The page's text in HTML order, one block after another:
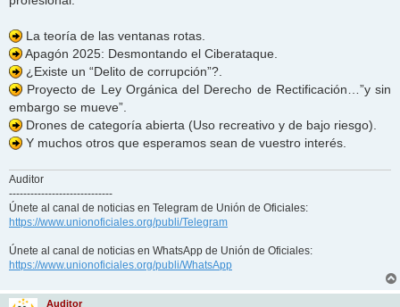
La teoría de las ventanas rotas.
Apagón 2025: Desmontando el Ciberataque.
¿Existe un “Delito de corrupción”?.
Proyecto de Ley Orgánica del Derecho de Rectificación…”y sin
embargo se mueve”.
Drones de categoría abierta (Uso recreativo y de bajo riesgo).
Y muchos otros que esperamos sean de vuestro interés.
Auditor
-----------------------------
Únete al canal de noticias en Telegram de Unión de Oficiales:
https://www.unionoficiales.org/publi/Telegram
Únete al canal de noticias en WhatsApp de Unión de Oficiales:
https://www.unionoficiales.org/publi/WhatsApp
Auditor